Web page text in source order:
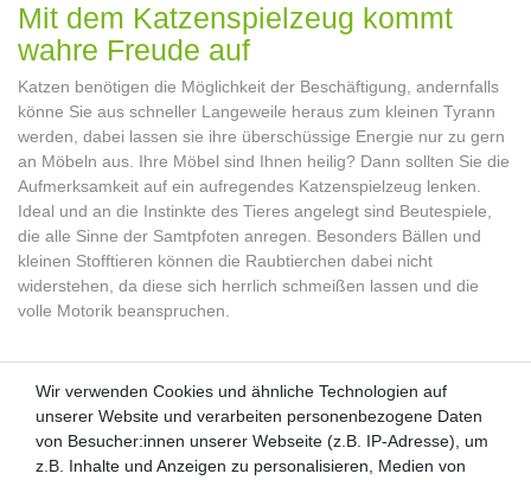
Mit dem Katzenspielzeug kommt
wahre Freude auf
Katzen benötigen die Möglichkeit der Beschäftigung, andernfalls
könne Sie aus schneller Langeweile heraus zum kleinen Tyrann
werden, dabei lassen sie ihre überschüssige Energie nur zu gern
an Möbeln aus. Ihre Möbel sind Ihnen heilig? Dann sollten Sie die
Aufmerksamkeit auf ein aufregendes Katzenspielzeug lenken.
Ideal und an die Instinkte des Tieres angelegt sind Beutespiele,
die alle Sinne der Samtpfoten anregen. Besonders Bällen und
kleinen Stofftieren können die Raubtierchen dabei nicht
widerstehen, da diese sich herrlich schmeißen lassen und die
volle Motorik beanspruchen.
Kunden-Anfragen: info@zooheld.de
Wir verwenden Cookies und ähnliche Technologien auf
unserer Website und verarbeiten personenbezogene Daten
von Besucher:innen unserer Webseite (z.B. IP-Adresse), um
z.B. Inhalte und Anzeigen zu personalisieren, Medien von
Wir verwenden Cookies und ähnliche Technologien auf
unserer Website und verarbeiten personenbezogene Daten
von Besucher:innen unserer Webseite (z.B. IP-Adresse), um
z.B. Inhalte und Anzeigen zu personalisieren, Medien von